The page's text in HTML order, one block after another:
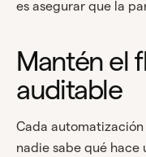
es asegurar que la
Mantén el
auditable
Cada
nadie sabe qué hace